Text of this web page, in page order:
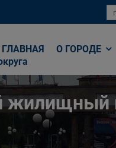
ГЛАВНАЯ О ГОРОДЕ